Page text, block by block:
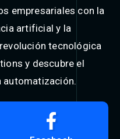
empresariales con la
artificial y la
tecnológica
y descubre el
automatización.​